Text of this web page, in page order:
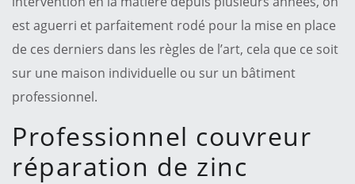
est aguerri et parfaitement rodé pour la mise en place
de ces derniers dans les règles de l’art, cela que ce soit
sur une maison individuelle ou sur un bâtiment
professionnel.
Professionnel couvreur
réparation de zinc